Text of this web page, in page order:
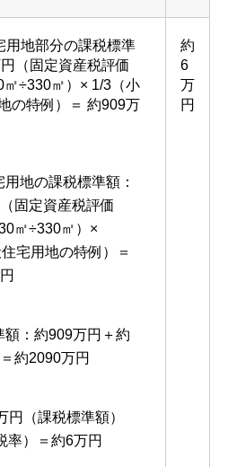
用地部分の課税標準
（固定資産税評価
㎡÷330㎡）× 1/3（小
の特例）＝ 約909万
地の課税標準額：
固定資産税評価
㎡÷330㎡）×
宅用地の特例）＝
額：約909万円＋約
約2090万円
円（課税標準額）
率）＝約6万円
約
6
万
円